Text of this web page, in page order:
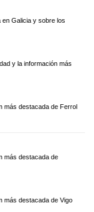
Galicia y sobre los
y la información más
más destacada de Ferrol
más destacada de
más destacada de Vigo